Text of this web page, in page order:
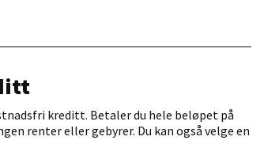
kreditt. Betaler du hele beløpet på
renter eller gebyrer. Du kan også velge en